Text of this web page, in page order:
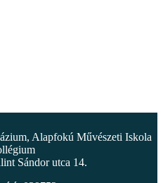
Alapfokú Művészeti Iskola
Sándor utca 14.